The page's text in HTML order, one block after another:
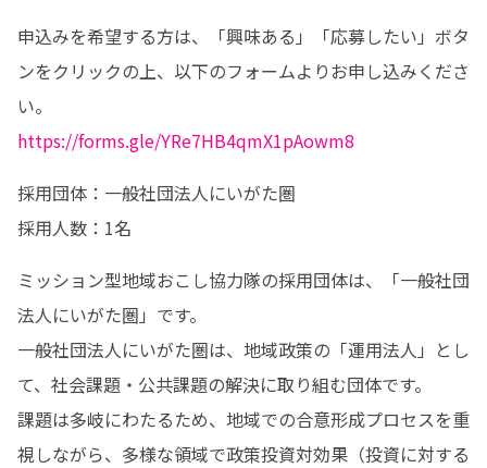
申込みを希望する方は、「興味ある」「応募したい」ボタ
ンをクリックの上、以下のフォームよりお申し込みくださ
https://forms.gle/YRe7HB4qmX1pAowm8
採用団体：一般社団法人にいがた圏
採用人数：1名
ミッション型地域おこし協力隊の採用団体は、「一般社団
法人にいがた圏」です。
一般社団法人にいがた圏は、地域政策の「運用法人」とし
て、社会課題・公共課題の解決に取り組む団体です。
課題は多岐にわたるため、地域での合意形成プロセスを重
視しながら、多様な領域で政策投資対効果（投資に対する